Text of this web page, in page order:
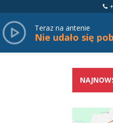
Teraz na antenie